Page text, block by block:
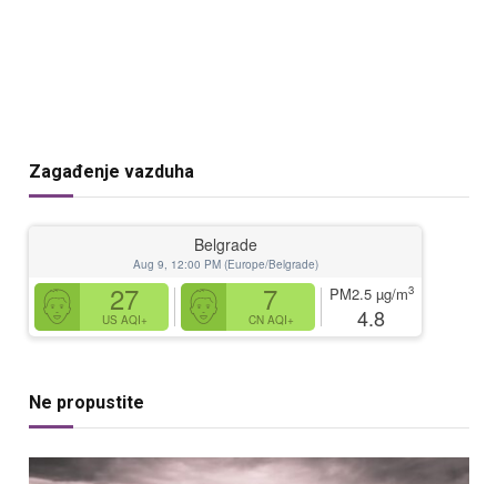
Zagađenje vazduha
Belgrade
Aug 9, 12:00 PM (Europe/Belgrade)
27
US AQI+
7
CN AQI+
PM2.5 µg/m3
4.8
Ne propustite